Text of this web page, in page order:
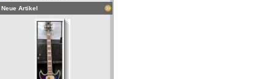
Neue Artikel